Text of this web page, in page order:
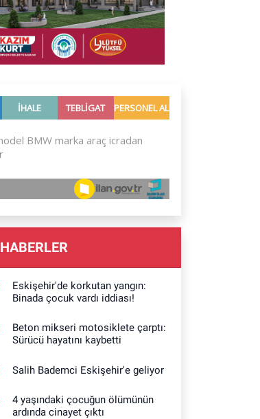
Eskişehir'de korkutan yangın:
Binada çocuk vardı iddiası!
Beton mikseri motosiklete çarptı:
Sürücü hayatını kaybetti
Salih Bademci Eskişehir'e geliyor
4 yaşındaki çocuğun ölümünün
ardında cinayet çıktı